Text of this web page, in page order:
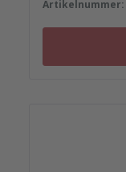
Artikelnummer: